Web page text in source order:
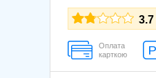
3.7
Оплата
карткою